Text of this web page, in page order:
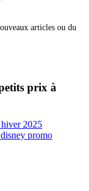
articles ou du
prix à